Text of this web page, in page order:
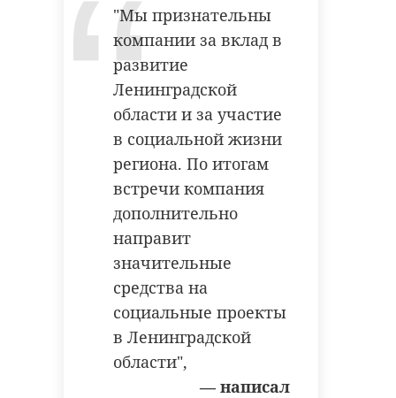
"Мы признательны
компании за вклад в
развитие
Ленинградской
области и за участие
в социальной жизни
региона. По итогам
встречи компания
дополнительно
направит
значительные
средства на
социальные проекты
в Ленинградской
области",
— написал